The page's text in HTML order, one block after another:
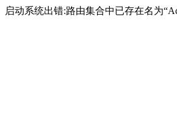
启动系统出错:路由集合中已存在名为